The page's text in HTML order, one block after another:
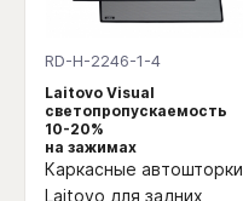
RD-H-2246-1-4
Laitovo Visual
светопропускаемость
10-20%
на зажимах
Каркасные автошторки
Laitovo для задних